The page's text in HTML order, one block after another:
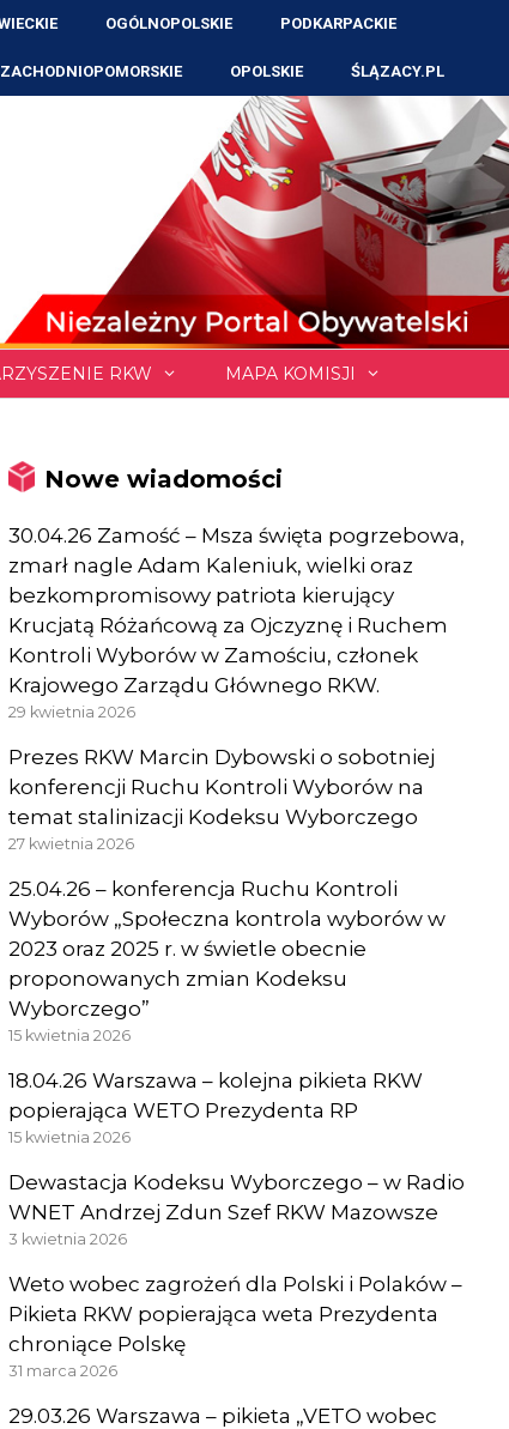
OGÓLNOPOLSKIE PODKARPACKIE
ZACHODNIOPOMORSKIE OPOLSKIE ŚLĄZACY.PL
RKW MAPA KOMISJI
Nowe wiadomości
30.04.26 Zamość – Msza święta pogrzebowa,
zmarł nagle Adam Kaleniuk, wielki oraz
bezkompromisowy patriota kierujący
Krucjatą Różańcową za Ojczyznę i Ruchem
Kontroli Wyborów w Zamościu, członek
Krajowego Zarządu Głównego RKW.
29 kwietnia 2026
Prezes RKW Marcin Dybowski o sobotniej
konferencji Ruchu Kontroli Wyborów na
temat stalinizacji Kodeksu Wyborczego
27 kwietnia 2026
25.04.26 – konferencja Ruchu Kontroli
Wyborów „Społeczna kontrola wyborów w
2023 oraz 2025 r. w świetle obecnie
proponowanych zmian Kodeksu
Wyborczego”
15 kwietnia 2026
18.04.26 Warszawa – kolejna pikieta RKW
popierająca WETO Prezydenta RP
15 kwietnia 2026
Dewastacja Kodeksu Wyborczego – w Radio
WNET Andrzej Zdun Szef RKW Mazowsze
3 kwietnia 2026
Weto wobec zagrożeń dla Polski i Polaków –
Pikieta RKW popierająca weta Prezydenta
chroniące Polskę
31 marca 2026
29.03.26 Warszawa – pikieta „VETO wobec